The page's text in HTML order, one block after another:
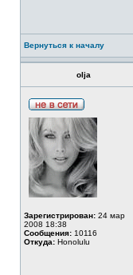
Вернуться к началу
olja
Зарегистрирован: 24 мар
2008 18:38
Сообщения: 10116
Откуда: Honolulu